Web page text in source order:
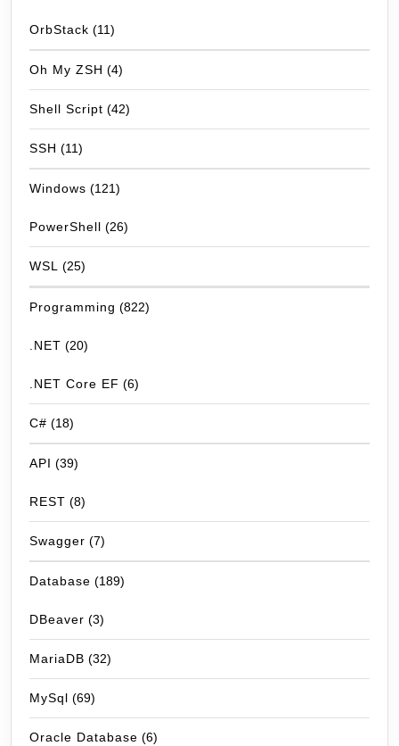
OrbStack (11)
Oh My ZSH (4)
Shell Script (42)
SSH (11)
Windows (121)
PowerShell (26)
WSL (25)
Programming (822)
.NET (20)
.NET Core EF (6)
C# (18)
API (39)
REST (8)
Swagger (7)
Database (189)
DBeaver (3)
MariaDB (32)
MySql (69)
Oracle Database (6)